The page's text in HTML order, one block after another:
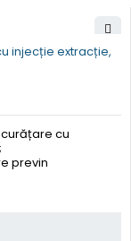
injecție extracție,
cu
previn